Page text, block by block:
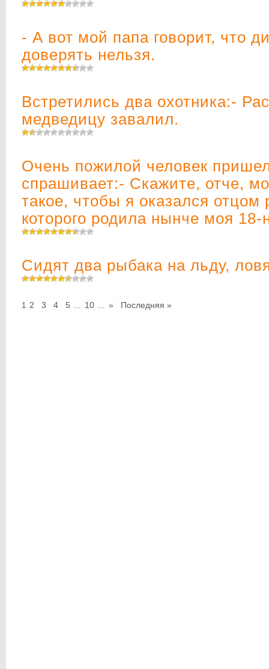
- А вот мой папа говорит, что
доверять нельзя.
Встретились два охотника:-
медведицу завалил.
Очень пожилой человек
спрашивает:- Скажите, отче,
такое, чтобы я оказался отцом
которого родила нынче моя 18-
Сидят два рыбака на льду,
1 2 3 4 5 10 » Последняя »